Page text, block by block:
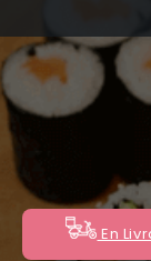
ACCUEIL
VOTRE
NOTRE En